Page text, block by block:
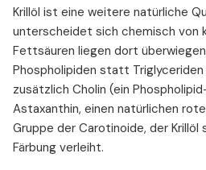
Krillöl ist eine weitere natürliche
unterscheidet sich chemisch von
Fettsäuren liegen dort
Phospholipiden statt Triglyceriden
zusätzlich Cholin (ein
Astaxanthin, einen natürlichen
Gruppe der Carotinoide, der
Färbung verleiht.